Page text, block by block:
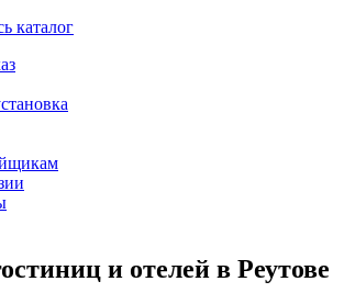
каталог
и отелей в Реутове